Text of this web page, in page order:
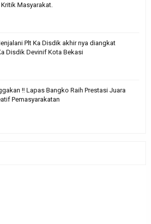
Masyarakat.
Plt Ka Disdik akhir nya diangkat
Disdik Devinif Kota Bekasi
!! Lapas Bangko Raih Prestasi Juara
Pemasyarakatan